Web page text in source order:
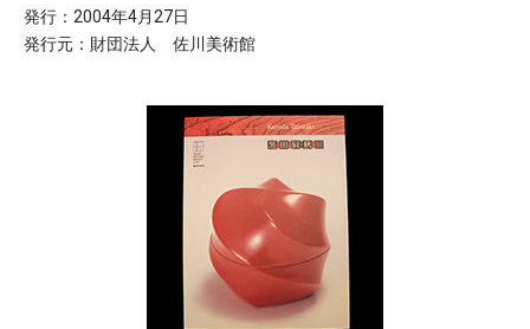
発行：2004年4月27日
発行元：財団法人 佐川美術館